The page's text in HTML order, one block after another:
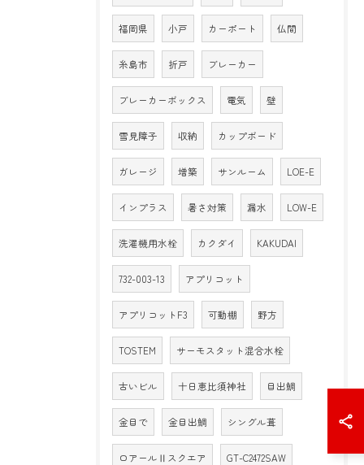
福岡県 小戸 カーポート 仏間
糸島市 折戸 ブレーカー
ブレーカーボックス 電気 壁
雪見障子 収納 カップボード
ガレージ 増築 サンルーム LOE-E
インプラス 暑さ対策 漏水 LOW-E
洗濯機用水栓 カクダイ KAKUDAI
732-003-13 アプリコット
アプリコットF3 可動棚 野方
TOSTEM サーモスタット混合水栓
古いビル 十日恵比須神社 目出鯛
金目で 金目出鯛 シングル葺
ロアールⅡスクエア GT-C2472SAW